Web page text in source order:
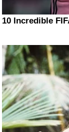
10 Incredible